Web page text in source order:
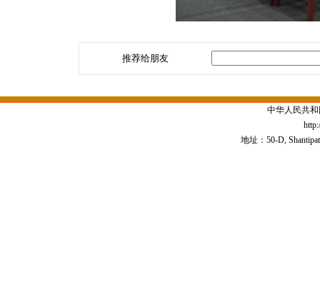
推荐给朋友
中华人民共
地址：50-D,